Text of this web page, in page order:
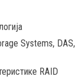
Systems, DAS,
RAID